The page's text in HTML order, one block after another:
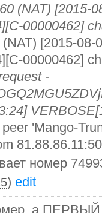
(NAT) [2015-
00000462]
[2015-08-
00000462]
-
'Mango-
номер
) edit
а